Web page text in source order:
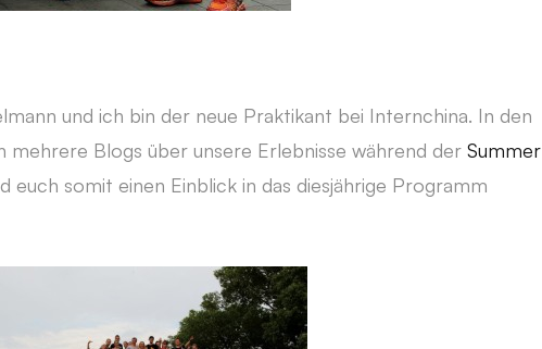
und ich bin der neue Praktikant bei Internchina. In den
Blogs über unsere Erlebnisse während der Summer
euch somit einen Einblick in das diesjährige Programm